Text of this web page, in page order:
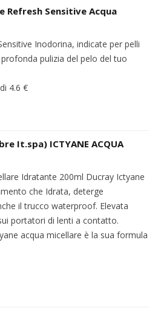
Refresh Sensitive Acqua
Inodorina, indicate per pelli
pulizia del pelo del tuo
4.6 €
It.spa) ICTYANE ACQUA
Idratante 200ml Ducray Ictyane
che Idrata, deterge
il trucco waterproof. Elevata
portatori di lenti a contatto.
acqua micellare è la sua formula